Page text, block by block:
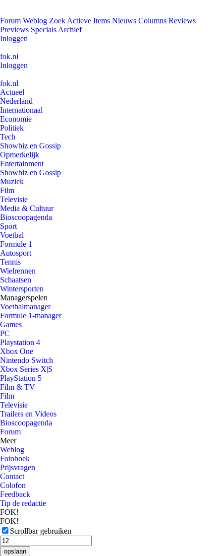
Forum Weblog Zoek Actieve Items Nieuws Columns Reviews
Previews Specials Archief
Inloggen
fok.nl
Inloggen
fok.nl
Actueel
Nederland
Internationaal
Economie
Politiek
Tech
Showbiz en Gossip
Opmerkelijk
Entertainment
Showbiz en Gossip
Muziek
Film
Televisie
Media & Cultuur
Bioscoopagenda
Sport
Voetbal
Formule 1
Autosport
Tennis
Wielrennen
Schaatsen
Wintersporten
Managerspelen
Voetbalmanager
Formule 1-manager
Games
PC
Playstation 4
Xbox One
Nintendo Switch
Xbox Series X|S
PlayStation 5
Film & TV
Film
Televisie
Trailers en Videos
Bioscoopagenda
Forum
Meer
Weblog
Fotoboek
Prijsvragen
Contact
Colofon
Feedback
Tip de redactie
FOK!
FOK!
Scrollbar gebruiken
opslaan